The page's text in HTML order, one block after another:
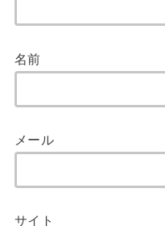
名前
メール
サイト